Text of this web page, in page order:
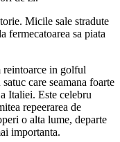
Micile sale stradute
fermecatoarea sa piata
reintoarce in golful
care seamana foarte
Italiei. Este celebru
repeerarea de
o alta lume, departe
importanta.